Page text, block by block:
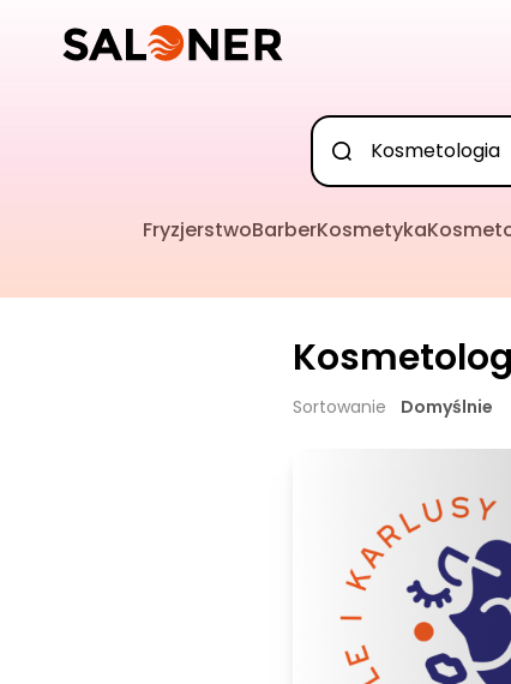
FryzjerstwoBarberKosmetyka
Sortowanie Domyślnie